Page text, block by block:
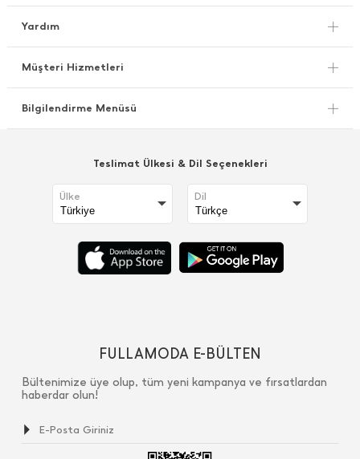
Yardım
Müşteri Hizmetleri
Bilgilendirme Menüsü
Teslimat Ülkesi & Dil Seçenekleri
Ülke Dil
FULLAMODA E-BÜLTEN
Bültenimize üye olup, tüm yeni kampanya ve fırsatlardan
haberdar olun!